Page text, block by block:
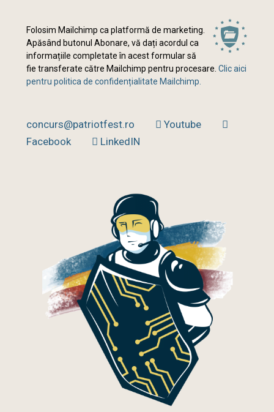
Folosim Mailchimp ca platformă de marketing.
Apăsând butonul Abonare, vă dați acordul ca
informațiile completate în acest formular să
fie transferate către Mailchimp pentru procesare. Clic aici
pentru politica de confidențialitate Mailchimp.
concurs@patriotfest.ro
Youtube
Facebook
LinkedIN